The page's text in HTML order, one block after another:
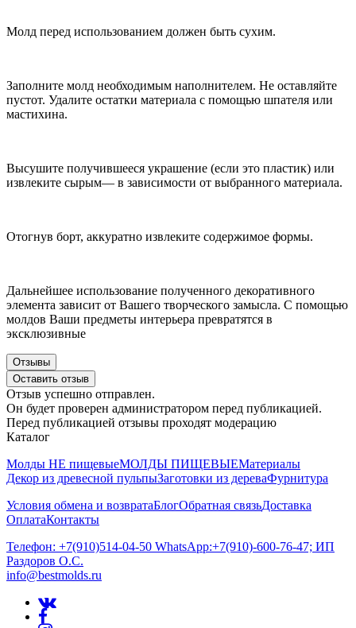
Молд перед использованием должен быть сухим.
Заполните молд необходимым наполнителем. Не оставляйте
пустот. Удалите остатки материала с помощью шпателя или
мастихина.
Высушите получившееся украшение (если это пластик) или
извлеките сырым— в зависимости от выбранного материала.
Отогнув борт, аккуратно извлеките содержимое формы.
Дальнейшее использование полученного декоративного
элемента зависит от Вашего творческого замысла. С помощью
молдов Ваши предметы интерьера превратятся в
эксклюзивные
Отзывы
Оставить отзыв
Отзыв успешно отправлен.
Он будет проверен администратором перед публикацией.
Перед публикацией отзывы проходят модерацию
Каталог
Молды НЕ пищевыеМОЛДЫ ПИЩЕВЫЕМатериалы
Декор из древесной пульпыЗаготовки из дереваФурнитура
Условия обмена и возвратаБлогОбратная связьДоставка
ОплатаКонтакты
Телефон: +7(910)514-04-50 WhatsApp:+7(910)-600-76-47; ИП
Раздоров О.С.
info@bestmolds.ru